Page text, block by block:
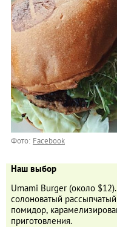
Фото: Facebook
Наш выбор
Umami Burger (около
солоноватый
помидор,
приготовления.